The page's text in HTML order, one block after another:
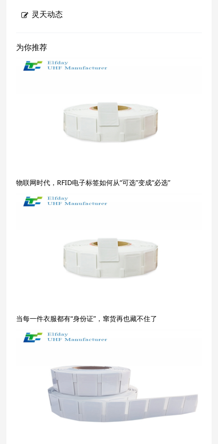
灵天动态
为你推荐
物联网时代，RFID电子标签如何从“可选”变成“必选”
当每一件衣服都有“身份证”，窜货再也藏不住了